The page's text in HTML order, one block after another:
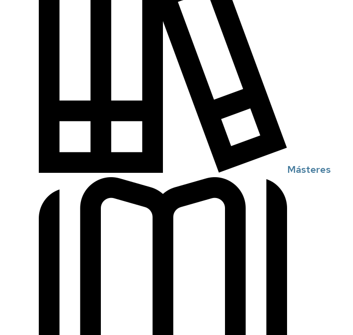
Másteres